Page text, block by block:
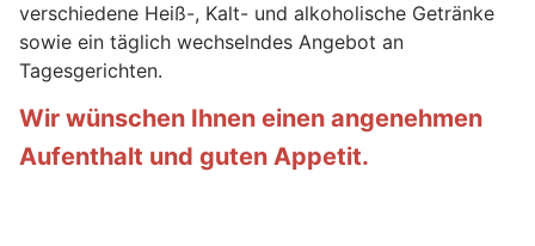
verschiedene Heiß-, Kalt- und alkoholische Getränke
sowie ein täglich wechselndes Angebot an
Tagesgerichten.
Wir wünschen Ihnen einen angenehmen
Aufenthalt und guten Appetit.